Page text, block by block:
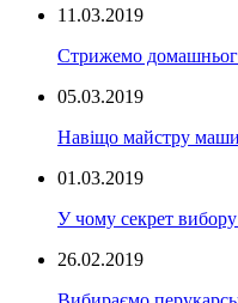
11.03.2019
Стрижемо
05.03.2019
Навіщо майстру
01.03.2019
У чому секрет
26.02.2019